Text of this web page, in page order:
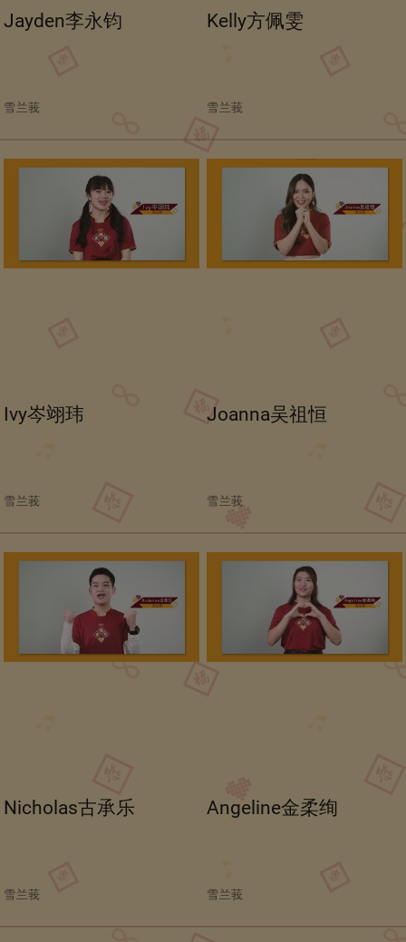
Jayden李永钧
雪兰莪
Kelly方佩雯
雪兰莪
Ivy岑翊玮
雪兰莪
Joanna吴祖恒
雪兰莪
Nicholas古承乐
雪兰莪
Angeline金柔绚
雪兰莪